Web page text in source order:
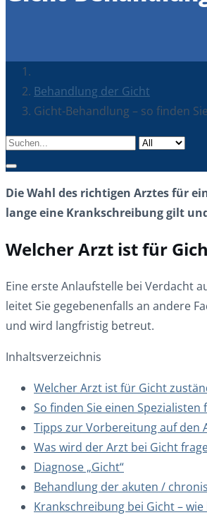
Behandlung der Gicht
Gicht-Behandlung – so finden
Die Wahl des richtigen Arztes für
lange eine Krankschreibung gilt
Welcher Arzt ist für
Eine erste Anlaufstelle bei Verdacht
leitet Sie gegebenenfalls an andere
und wird langfristig betreut.
Inhaltsverzeichnis
Welcher Arzt ist für Gicht
So finden Sie einen Spezialisten
Tipps zur Vorbereitung auf den
Was wird der Arzt bei Gicht
Diagnose „Gicht“
Behandlung der akuten /
Krankschreibung bei Gicht – wie